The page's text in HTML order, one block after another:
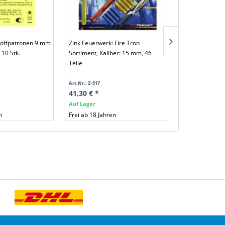
9 mm
Stk.
Zink Feuerwerk: Fire Tron
Sortiment, Kaliber: 15 mm, 46
Teile
Art.Nr.: Z-517
41,30 € *
Auf Lager
Frei ab 18 Jahren